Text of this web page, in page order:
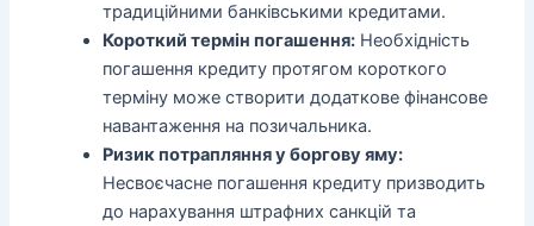
традиційними банківськими кредитами.
Короткий термін погашення: Необхідність
погашення кредиту протягом короткого
терміну може створити додаткове фінансове
навантаження на позичальника.
Ризик потрапляння у боргову яму:
Несвоєчасне погашення кредиту призводить
до нарахування штрафних санкцій та